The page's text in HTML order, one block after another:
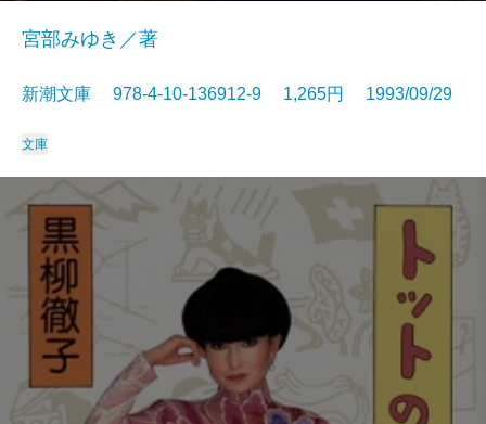
宮部みゆき／著
新潮文庫 978-4-10-136912-9 1,265円 1993/09/29
文庫